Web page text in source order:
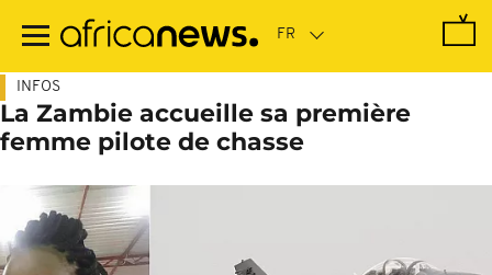
contenu
INFOS
La Zambie accueille sa première
femme pilote de chasse